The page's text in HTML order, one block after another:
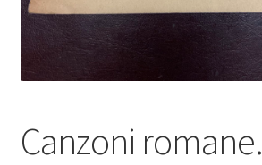
Canzoni romane.